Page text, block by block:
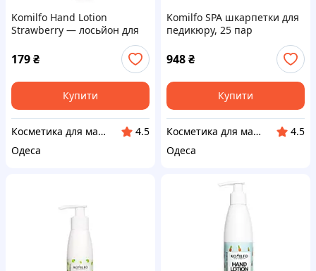
Komilfo Hand Lotion
Strawberry — лосьйон для
179₴
Купити
Косметика для манікюру і педикюру
4.5
Одеса
Komilfo SPA шкарпетки для
педикюру, 25 пар
948₴
Купити
Косметика для манікюру і педикюру
4.5
Одеса